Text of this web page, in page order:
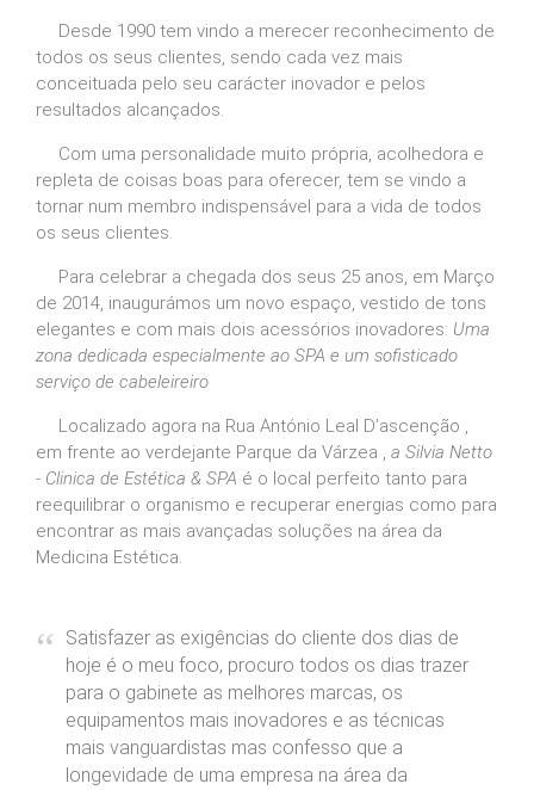
Desde 1990 tem vindo a merecer reconhecimento de
todos os seus clientes, sendo cada vez mais
conceituada pelo seu carácter inovador e pelos
resultados alcançados.
Com uma personalidade muito própria, acolhedora e
repleta de coisas boas para oferecer, tem se vindo a
tornar num membro indispensável para a vida de todos
os seus clientes.
Para celebrar a chegada dos seus 25 anos, em Março
de 2014, inaugurámos um novo espaço, vestido de tons
elegantes e com mais dois acessórios inovadores: Uma
zona dedicada especialmente ao SPA e um sofisticado
serviço de cabeleireiro
Localizado agora na Rua António Leal D’ascenção ,
em frente ao verdejante Parque da Várzea , a Silvia Netto
- Clinica de Estética & SPA é o local perfeito tanto para
reequilibrar o organismo e recuperar energias como para
encontrar as mais avançadas soluções na área da
Medicina Estética.
Satisfazer as exigências do cliente dos dias de
hoje é o meu foco, procuro todos os dias trazer
para o gabinete as melhores marcas, os
equipamentos mais inovadores e as técnicas
mais vanguardistas mas confesso que a
longevidade de uma empresa na área da